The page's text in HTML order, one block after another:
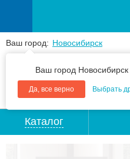
Ваш город: Новосибирск
Ваш город Новосибирск
Да, все верно Выбрать
+7(383) 213 79 30
Каталог